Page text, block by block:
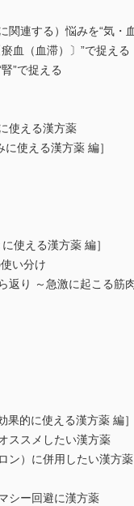
連する）悩みを“気・
血（血滞）〕”で捉える
”で捉える
使える漢方薬
使える漢方薬 編］
使える漢方薬 編］
い分け
り ～急激に起こる筋
果的に使える漢方薬 編］
ススメしたい漢方薬
ン）に併用したい漢方薬
シー回避に漢方薬